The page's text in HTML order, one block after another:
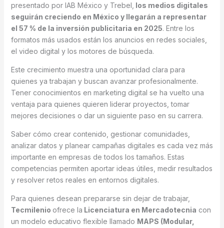
presentado por IAB México y Trebel, los medios digitales
seguirán creciendo en México y llegarán a representar
el 57 % de la inversión publicitaria en 2025. Entre los
formatos más usados están los anuncios en redes sociales,
el video digital y los motores de búsqueda.
Este crecimiento muestra una oportunidad clara para
quienes ya trabajan y buscan avanzar profesionalmente.
Tener conocimientos en marketing digital se ha vuelto una
ventaja para quienes quieren liderar proyectos, tomar
mejores decisiones o dar un siguiente paso en su carrera.
Saber cómo crear contenido, gestionar comunidades,
analizar datos y planear campañas digitales es cada vez más
importante en empresas de todos los tamaños. Estas
competencias permiten aportar ideas útiles, medir resultados
y resolver retos reales en entornos digitales.
Para quienes desean prepararse sin dejar de trabajar,
Tecmilenio ofrece la Licenciatura en Mercadotecnia con
un modelo educativo flexible llamado MAPS (Modular,